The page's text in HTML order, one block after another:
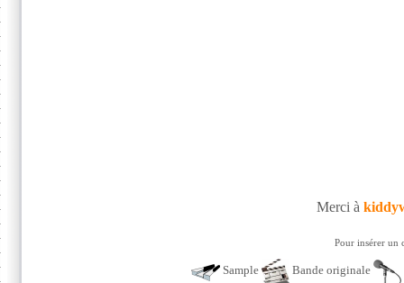
Merci à
Pour insérer un
Sample Bande originale